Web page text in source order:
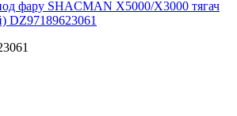
фару SHACMAN X5000/X3000 тягач
DZ97189623061